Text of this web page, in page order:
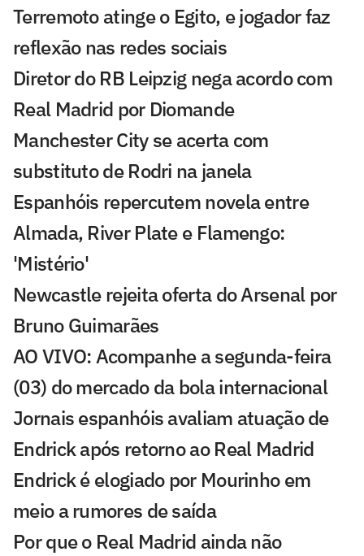
Terremoto atinge o Egito, e jogador faz
reflexão nas redes sociais
Diretor do RB Leipzig nega acordo com
Real Madrid por Diomande
Manchester City se acerta com
substituto de Rodri na janela
Espanhóis repercutem novela entre
Almada, River Plate e Flamengo:
'Mistério'
Newcastle rejeita oferta do Arsenal por
Bruno Guimarães
AO VIVO: Acompanhe a segunda-feira
(03) do mercado da bola internacional
Jornais espanhóis avaliam atuação de
Endrick após retorno ao Real Madrid
Endrick é elogiado por Mourinho em
meio a rumores de saída
Por que o Real Madrid ainda não